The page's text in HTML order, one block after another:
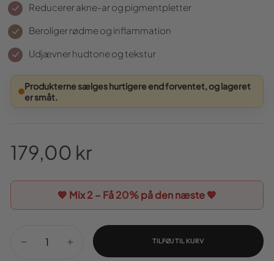
Reducerer akne-ar og pigmentpletter
Beroliger rødme og inflammation
Udjævner hudtone og tekstur
Produkterne sælges hurtigere end forventet, og lageret
er småt.
pris
179,00 kr
💖 Mix 2 – Få20%på den næste 💖
+
TILFØJ TIL KURV